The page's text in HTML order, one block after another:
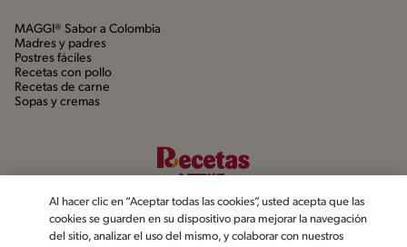
MAGGI® Sabor a Colombia
Madres y padres
Postres fáciles
Recetas con pollo
Recetas de carne
Sopas y cremas
Al hacer clic en “Aceptar todas las cookies”, usted acepta que las
cookies se guarden en su dispositivo para mejorar la navegación
del sitio, analizar el uso del mismo, y colaborar con nuestros